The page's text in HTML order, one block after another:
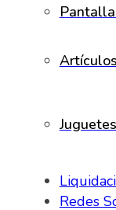
Redes